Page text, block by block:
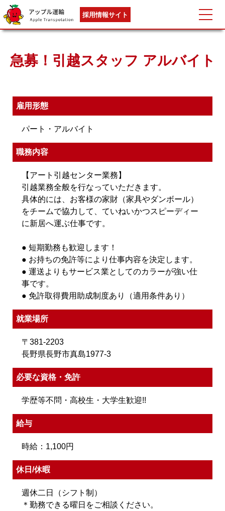
採用情報サイト
急募！引越スタッフ アルバイト
雇用形態
パート・アルバイト
職務内容
【アート引越センター業務】
引越業務全般を行なっていただきます。
具体的には、お客様の家財（家具やダンボール）
をチームで協力して、ていねいかつスピーディー
に新居へ運ぶ仕事です。
● 短期勤務も歓迎します！
● お持ちの免許等により仕事内容を決定します。
● 運送よりもサービス業としてのカラーが強い仕
事です。
● 免許取得費用助成制度あり（適用条件あり）
就業場所
〒381-2203
長野県長野市真島1977-3
必要な資格・免許
学歴等不問・高校生・大学生歓迎!!
給与
時給：1,100円
休日/休暇
週休二日（シフト制）
＊勤務できる曜日をご相談ください。